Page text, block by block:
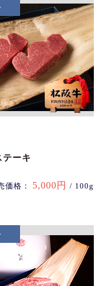
テーキ
価格： 5,000円 / 100g